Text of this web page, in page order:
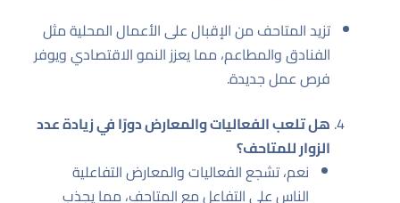
تزيد المتاحف من الإقبال على الأعمال المحلية مثل
الفنادق والمطاعم، مما يعزز النمو الاقتصادي ويوفر
فرص عمل جديدة.
هل تلعب الفعاليات والمعارض دورًا في زيادة عدد
الزوار للمتاحف؟
نعم، تشجع الفعاليات والمعارض التفاعلية
الناس على التفاعل مع المتاحف، مما يجذب